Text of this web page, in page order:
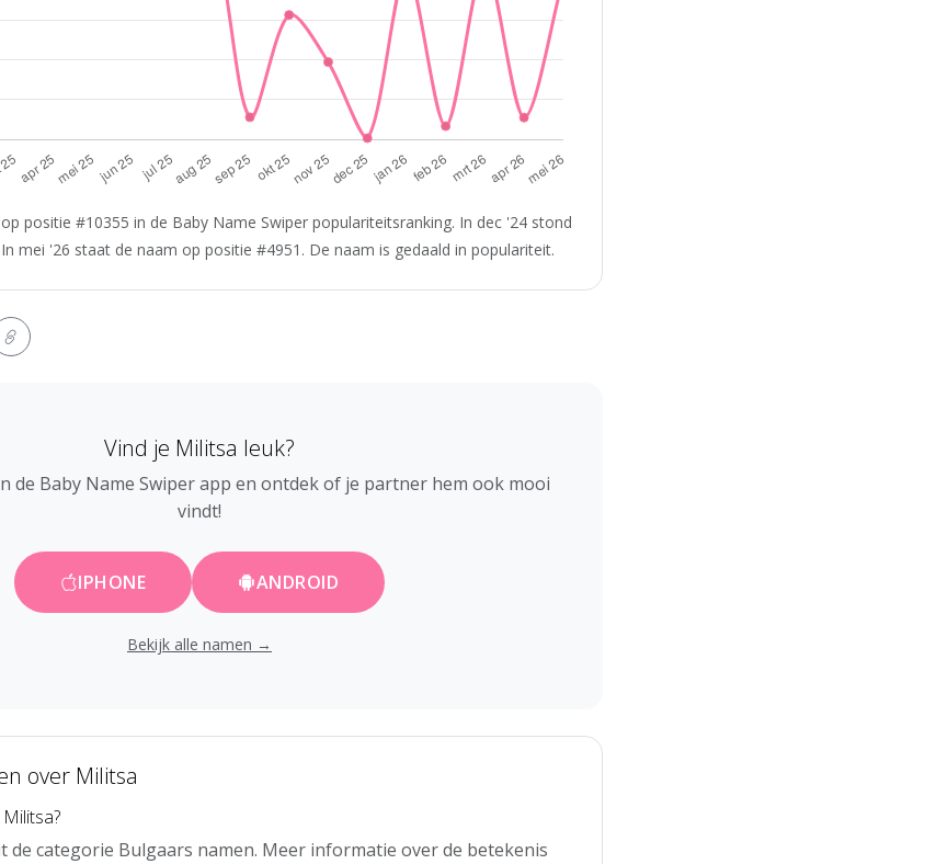
positie #10355 in de Baby Name Swiper populariteitsranking. In dec '24 stond
mei '26 staat de naam op positie #4951. De naam is gedaald in populariteit.
Vind je Militsa leuk?
de Baby Name Swiper app en ontdek of je partner hem ook mooi
vindt!
IPHONE ANDROID
Bekijk alle namen →
over Militsa
de categorie Bulgaars namen. Meer informatie over de betekenis